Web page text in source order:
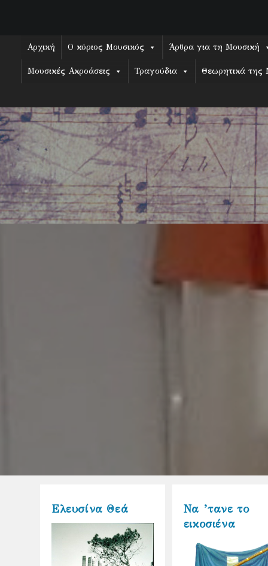
Αρχική
Ο κύριος Μουσικός Άρθρα για τη Μουσική
Μουσικές Ακροάσεις Τραγούδια Θεωρητικά της
Ελευσίνα Θεά
Να ’τανε το
εικοσιένα